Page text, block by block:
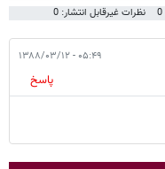
نظرات غیرقابل انتشار: 0
۰۵:۴۹ - ۱۳۸۸/۰۳/۱۲
پاسخ